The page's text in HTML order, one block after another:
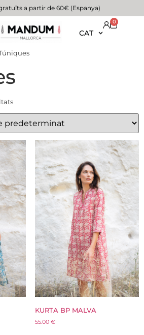
a partir de 60€ (Espanya)
CAT
0
KURTA BP MALVA
55.00 €